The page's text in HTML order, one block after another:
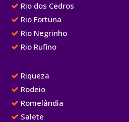
Rio dos Cedros
Rio Fortuna
Rio Negrinho
Rio Rufino
Riqueza
Rodeio
Romelândia
Salete